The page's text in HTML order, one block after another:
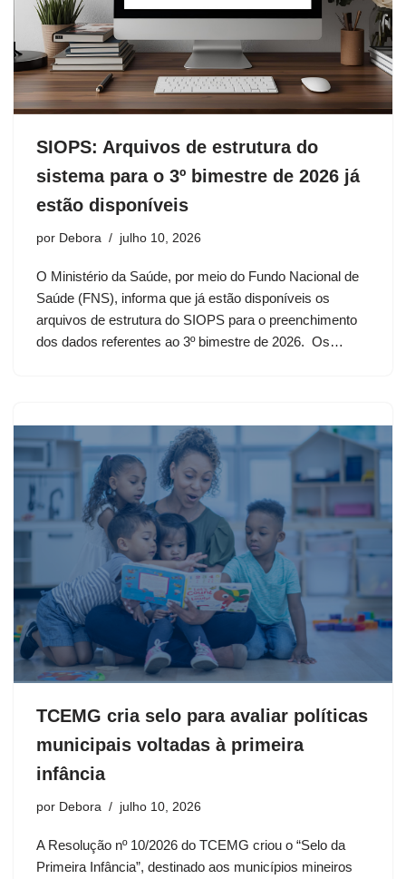
SIOPS: Arquivos de estrutura do
sistema para o 3º bimestre de 2026 já
estão disponíveis
por Debora julho 10, 2026
O Ministério da Saúde, por meio do Fundo Nacional de
Saúde (FNS), informa que já estão disponíveis os
arquivos de estrutura do SIOPS para o preenchimento
dos dados referentes ao 3º bimestre de 2026. Os…
TCEMG cria selo para avaliar políticas
municipais voltadas à primeira
infância
por Debora julho 10, 2026
A Resolução nº 10/2026 do TCEMG criou o “Selo da
Primeira Infância”, destinado aos municípios mineiros